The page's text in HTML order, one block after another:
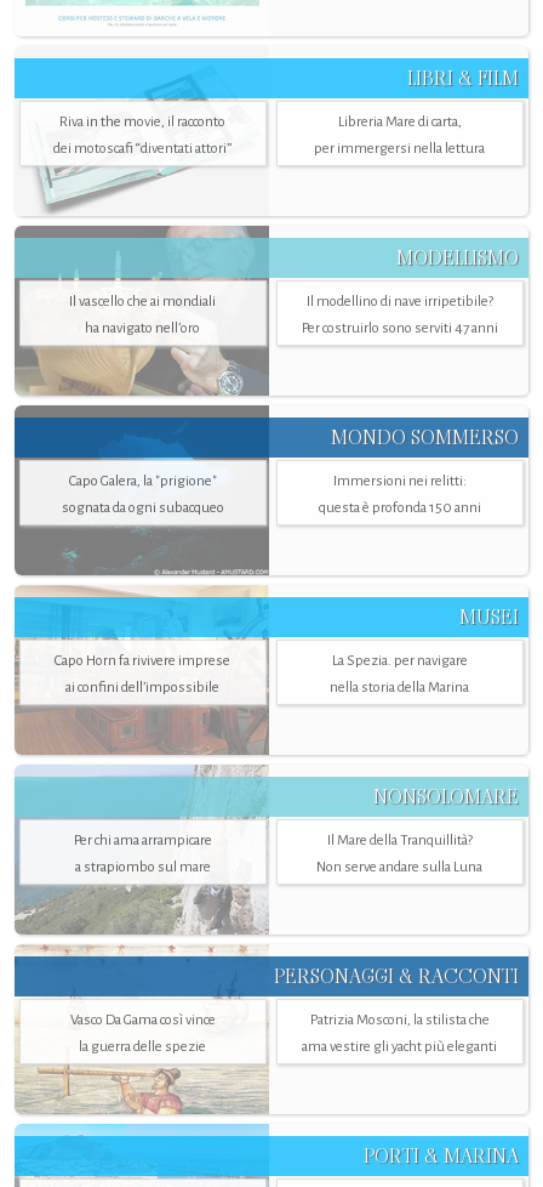
LIBRI & FILM
Riva in the movie, il racconto
dei motoscafi “diventati attori”
Libreria Mare di carta,
per immergersi nella lettura
MODELLISMO
Il vascello che ai mondiali
ha navigato nell’oro
Il modellino di nave irripetibile?
Per costruirlo sono serviti 47 anni
MONDO SOMMERSO
Capo Galera, la "prigione"
sognata da ogni subacqueo
Immersioni nei relitti:
questa è profonda 150 anni
MUSEI
Capo Horn fa rivivere imprese
ai confini dell’impossibile
La Spezia. per navigare
nella storia della Marina
NONSOLOMARE
Per chi ama arrampicare
a strapiombo sul mare
Il Mare della Tranquillità?
Non serve andare sulla Luna
PERSONAGGI & RACCONTI
Vasco Da Gama così vince
la guerra delle spezie
Patrizia Mosconi, la stilista che
ama vestire gli yacht più eleganti
PORTI & MARINA